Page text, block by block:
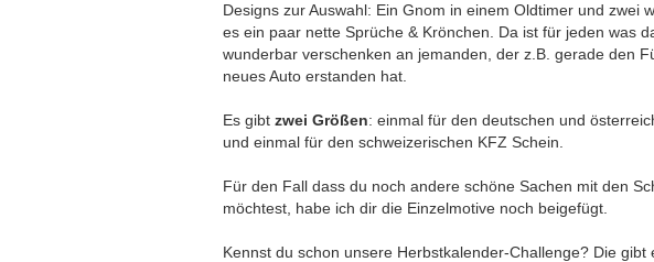
Designs zur Auswahl: Ein Gnom in einem Oldtimer und zwei
es ein paar nette Sprüche & Krönchen. Da ist für jeden was
wunderbar verschenken an jemanden, der z.B. gerade den
neues Auto erstanden hat.
Es gibt zwei Größen: einmal für den deutschen und
und einmal für den schweizerischen KFZ Schein.
Für den Fall dass du noch andere schöne Sachen mit den
möchtest, habe ich dir die Einzelmotive noch beigefügt.
Kennst du schon unsere Herbstkalender-Challenge? Die